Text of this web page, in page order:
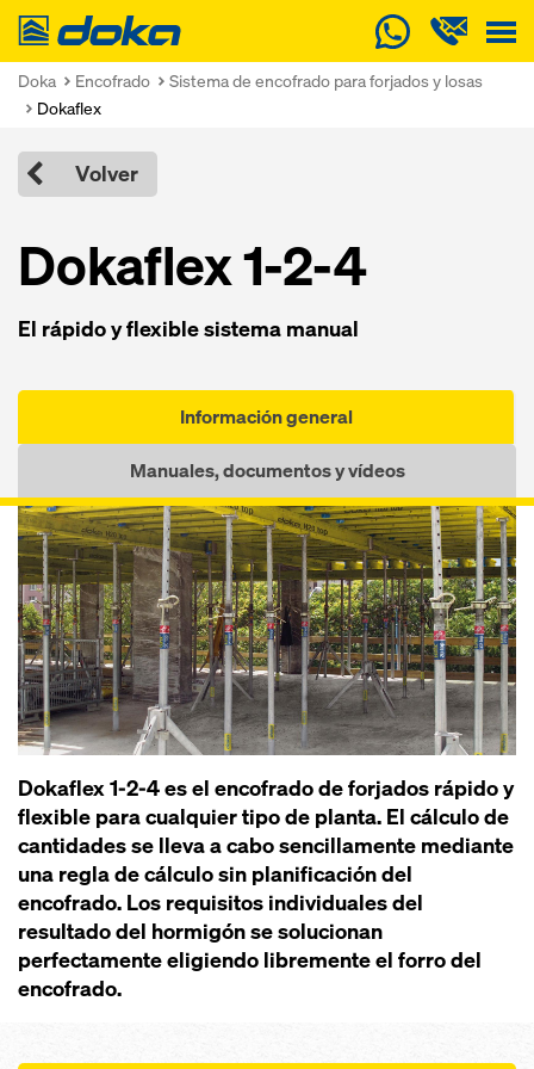
Doka
Doka Encofrado
Sistema de encofrado para forjados y losas
Dokaflex
Volver
Dokaflex 1-2-4
El rápido y flexible sistema manual
Información general
Manuales, documentos y vídeos
Dokaflex 1-2-4 es el encofrado de forjados rápido y
flexible para cualquier tipo de planta. El cálculo de
cantidades se lleva a cabo sencillamente mediante
una regla de cálculo sin planificación del
encofrado. Los requisitos individuales del
resultado del hormigón se solucionan
perfectamente eligiendo libremente el forro del
encofrado.